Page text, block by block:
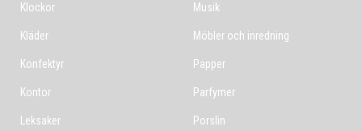
Klockor
Kläder
Konfektyr
Kontor
Leksaker
Musik
Möbler och inredning
Papper
Parfymer
Porslin